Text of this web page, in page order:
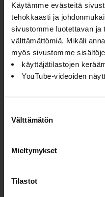
Käytämme evästeitä
tehokkaasti ja
sivustomme luotettavan ja
välttämättömiä. Mikäli
myös sivustomme
käyttäjätilastojen
YouTube-videoiden
valinta
Välttämätön
Mieltymykset
Tilastot
lausuntataitelija
runoräppääjä
kantelistiSenni
Valtosen
maailma täyttyy
Kantaesitys
oululaisten
Kotilon vuosittain